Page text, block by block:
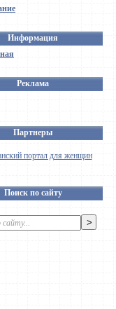
Информация
Реклама
Партнеры
Поиск по сайту